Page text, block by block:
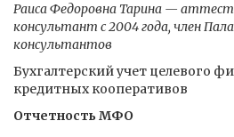
Раиса Федоровна Тарина —
консультант с 2004 года, член
консультантов
Бухгалтерский учет целевого
кредитных кооперативов
Отчетность МФО